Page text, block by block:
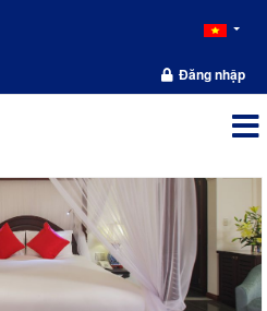
Đăng nhập